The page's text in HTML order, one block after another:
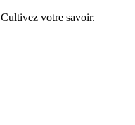
Cultivez votre savoir.